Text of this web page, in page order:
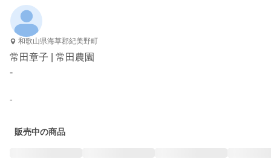
和歌山県海草郡紀美野町
常田章子 | 常田農園
-
-
販売中の商品